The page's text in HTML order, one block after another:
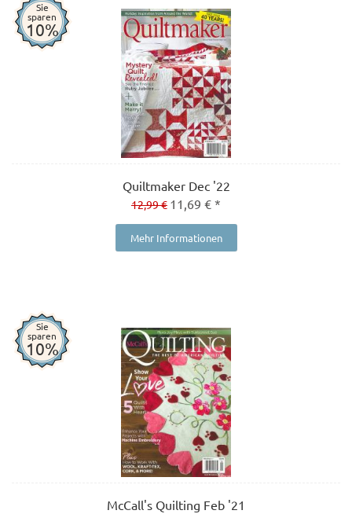
Sie
sparen
10%
Quiltmaker Dec '22
12,99 € 11,69 € *
Mehr Informationen
Sie
sparen
10%
McCall's Quilting Feb '21